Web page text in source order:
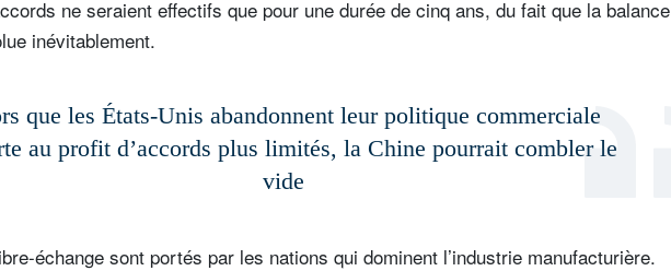
ne seraient effectifs que pour une durée de cinq ans, du fait que la balance
inévitablement.
que les États-Unis abandonnent leur politique commerciale
au profit d’accords plus limités, la Chine pourrait combler le
vide
échange sont portés par les nations qui dominent l’industrie manufacturière.